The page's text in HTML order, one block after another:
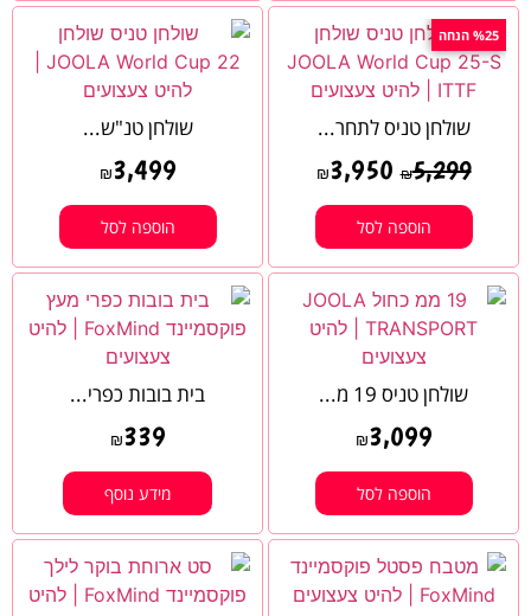
%25 הנחה
שולחן טניס לתחר...
₪5,299
₪3,950
הוספה לסל
שולחן טנ"ש...
₪3,499
הוספה לסל
שולחן טניס 19 מ...
₪3,099
הוספה לסל
בית בובות כפרי...
₪339
מידע נוסף